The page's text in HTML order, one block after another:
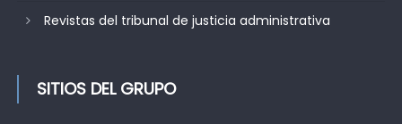
Revistas del tribunal de justicia administrativa
SITIOS DEL GRUPO